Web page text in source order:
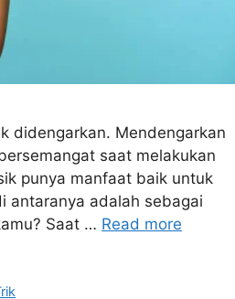
didengarkan. Mendengarkan
saat melakukan
punya manfaat baik untuk
antaranya adalah sebagai
Saat … Read more